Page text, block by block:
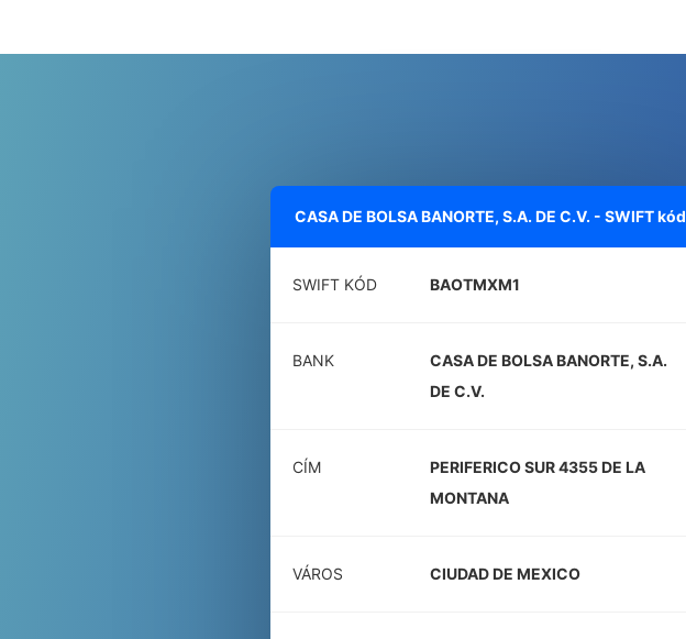
CASA DE BOLSA BANORTE, S.A. DE C.V. - SWIFT kód
SWIFT KÓD BAOTMXM1
BANK
CASA DE BOLSA BANORTE, S.A.
DE C.V.
CÍM
PERIFERICO SUR 4355 DE LA
MONTANA
VÁROS CIUDAD DE MEXICO